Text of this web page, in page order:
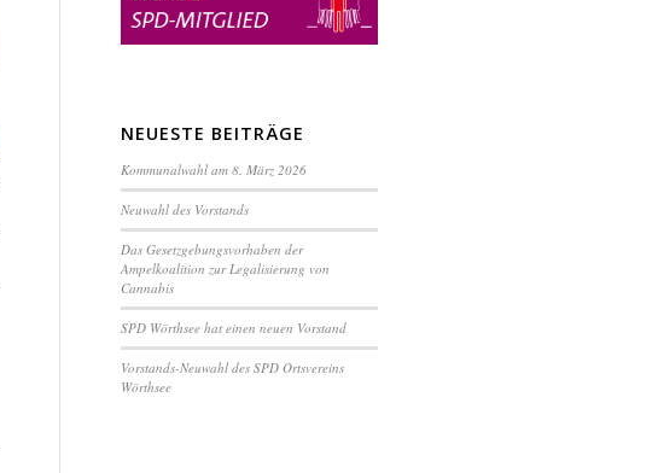
NEUESTE BEITRÄGE
Kommunalwahl am 8. März 2026
Neuwahl des Vorstands
Das Gesetzgebungsvorhaben der
Ampelkoalition zur Legalisierung von
Cannabis
SPD Wörthsee hat einen neuen Vorstand
Vorstands-Neuwahl des SPD Ortsvereins
Wörthsee